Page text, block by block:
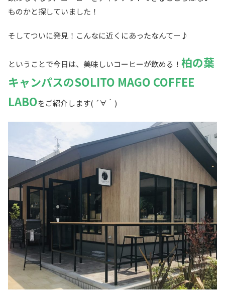
ものかと探していました！
そしてついに発見！こんなに近くにあったなんてー♪
ということで今日は、美味しいコーヒーが飲める！ 柏の葉
キャンパスのSOLITO MAGO COFFEE
LABOをご紹介します( ´∀｀)